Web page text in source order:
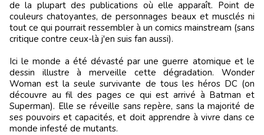
de la plupart des publications où elle apparaît. Point de
couleurs chatoyantes, de personnages beaux et musclés ni
tout ce qui pourrait ressembler à un comics mainstream (sans
critique contre ceux-là j'en suis fan aussi).
Ici le monde a été dévasté par une guerre atomique et le
dessin illustre à merveille cette dégradation. Wonder
Woman est la seule survivante de tous les héros DC (on
découvre au fil des pages ce qui est arrivé à Batman et
Superman). Elle se réveille sans repère, sans la majorité de
ses pouvoirs et capacités, et doit apprendre à vivre dans ce
monde infesté de mutants.